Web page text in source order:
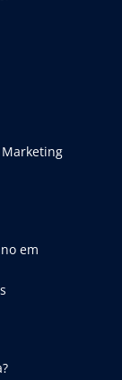
Marketing
em